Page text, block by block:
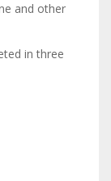
and other
in three